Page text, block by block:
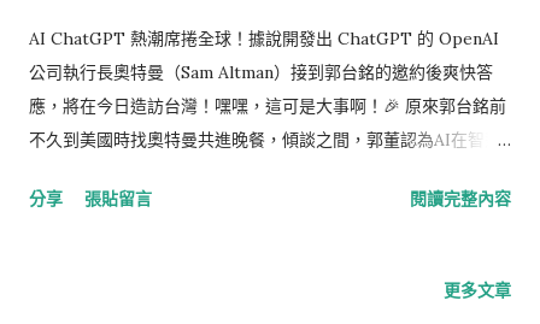
AI ChatGPT 熱潮席捲全球！據說開發出 ChatGPT 的 OpenAI
公司執行長奧特曼（Sam Altman）接到郭台銘的邀約後爽快答
應，將在今日造訪台灣！嘿嘿，這可是大事啊！🎉 原來郭台銘前
不久到美國時找奧特曼共進晚餐，傾談之間，郭董認為AI在智慧
起千層浪，邀請奧特曼來台，幫助台灣產業發展。毋庸置疑，AI
分享 張貼留言 閱讀完整內容
更多文章